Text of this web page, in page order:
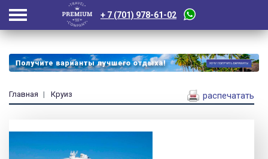
+ 7 (701) 978-61-02
Главная Круиз распечатать